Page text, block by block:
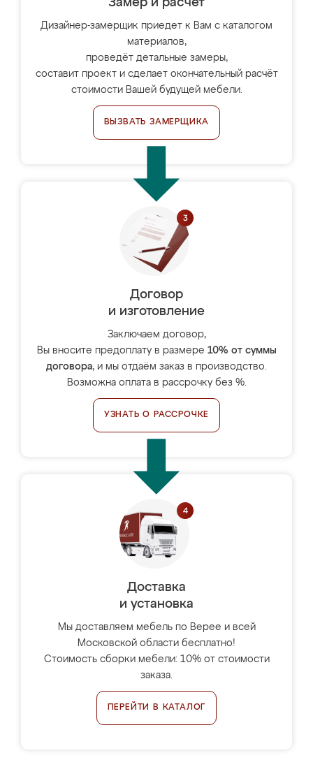
Замер и расчет
Дизайнер-замерщик приедет к Вам с каталогом
материалов,
проведёт детальные замеры,
составит проект и сделает окончательный расчёт
стоимости Вашей будущей мебели.
ВЫЗВАТЬ ЗАМЕРЩИКА
Договор
и изготовление
Заключаем договор,
Вы вносите предоплату в размере 10% от суммы
договора, и мы отдаём заказ в производство.
Возможна оплата в рассрочку без %.
УЗНАТЬ О РАССРОЧКЕ
Доставка
и установка
Мы доставляем мебель по Верее и всей
Московской области бесплатно!
Стоимость сборки мебели: 10% от стоимости
заказа.
ПЕРЕЙТИ В КАТАЛОГ